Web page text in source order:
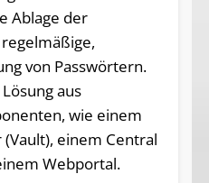
Ablage der
von Passwörtern.
aus
wie einem
einem Central
Webportal.